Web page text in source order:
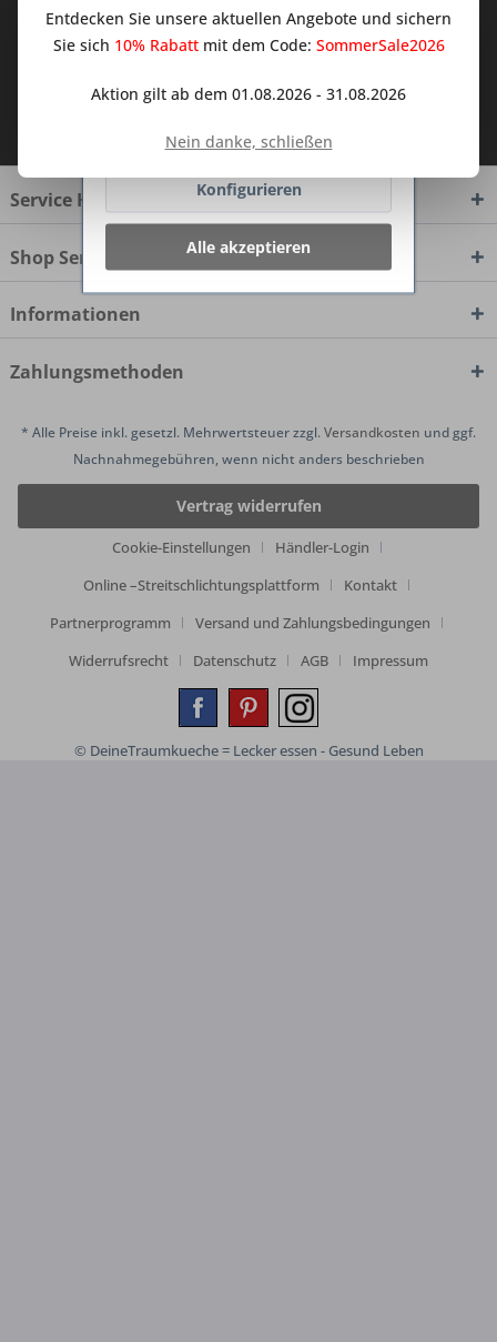
dem Traum Küchen - Shop.
Ich habe dieDatenschutzbestimmungen
zur Kenntnis genommen.
Service Hotline
Shop Service
Informationen
Zahlungsmethoden
* Alle Preise inkl. gesetzl. Mehrwertsteuer zzgl.Versandkosten und ggf.
Nachnahmegebühren, wenn nicht anders beschrieben
Vertrag widerrufen
Cookie-Einstellungen
Händler-Login
Online –Streitschlichtungsplattform
Kontakt
Partnerprogramm
Versand und Zahlungsbedingungen
Widerrufsrecht
Datenschutz AGB Impressum
© DeineTraumkueche = Lecker essen - Gesund Leben
Entdecken Sie unsere aktuellen Angebote und sichern
Sie sich 10% Rabattmit dem Code: SommerSale2026
Aktion gilt ab dem 01.08.2026 - 31.08.2026
Nein danke, schließen
Netzwerken vereinfachen sollen,
werden nur mit Ihrer Zustimmung
Ablehnen
Konfigurieren
Alle akzeptieren